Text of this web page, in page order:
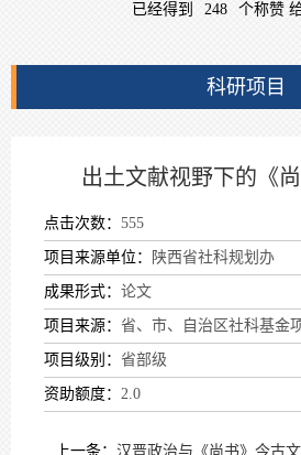
已经得到 248 个称赞
科研项目
出土文献视野下的《
点击次数： 555
项目来源单位： 陕西省社科规划办
成果形式： 论文
项目来源： 省、市、自治区社科基金
项目级别： 省部级
资助额度： 2.0
上一条： 汉晋政治与《尚书》今古